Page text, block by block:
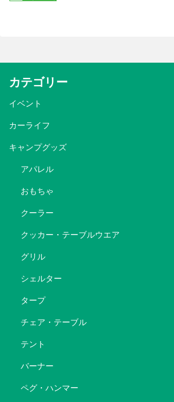
カテゴリー
イベント
カーライフ
キャンプグッズ
アパレル
おもちゃ
クーラー
クッカー・テーブルウエア
グリル
シェルター
タープ
チェア・テーブル
テント
バーナー
ペグ・ハンマー